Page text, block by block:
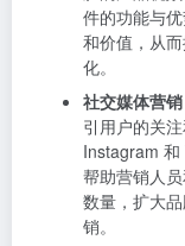
件的功能与
和价值，从
化。
社交媒体营销
引用户的关
Instagram 和
帮助营销人
数量，扩大
销。